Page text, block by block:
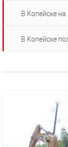
В Копейске
В Копейске